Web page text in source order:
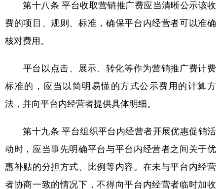
第十八条 平台收取营销推广费应当清晰公示该收
费的项目、规则、标准，确保平台内经营者可以准确
核对费用。
平台以点击、展示、转化等作为营销推广费计费
标准的，应当以简明易懂的方式公示费用的计算方
法，并向平台内经营者提供具体明细。
第十九条 平台组织平台内经营者开展优惠促销活
动时，应当事先明确平台与平台内经营者之间关于优
惠补贴的分担方式、比例等内容。在未与平台内经营
者协商一致的情况下，不得向平台内经营者临时加收